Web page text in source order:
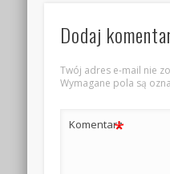
Dodaj
Twój adres e-mail nie
Wymagane pola są
Komentarz
*